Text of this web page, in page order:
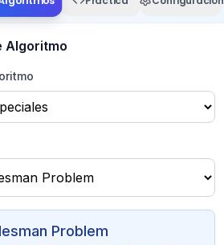
Algoritmo
Problem